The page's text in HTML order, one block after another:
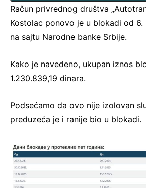
Račun privrednog društva
Kostolac ponovo je u blokadi od
na sajtu Narodne banke Srbije.
Kako je navedeno, ukupan iznos
1.230.839,19 dinara.
Podsećamo da ovo nije izolovan
preduzeća je i ranije bio u blokadi.